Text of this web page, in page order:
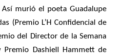
murió el poeta Guadalupe
(Premio L’H Confidencial de
del Director de la Semana
Premio Dashiell Hammett de